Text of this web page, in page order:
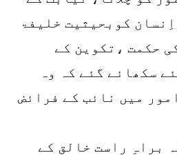
کوبحیثیت خلیفۃ
حکمت ،تکوین کے
سکھائے گئے کہ وہ
میں نائب کے فرائض
براہِ راست خالق کے